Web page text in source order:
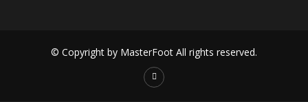
© Copyright by MasterFoot All rights reserved.